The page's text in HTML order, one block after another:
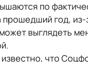
по
прошедший год, из-
выглядеть
известно, что